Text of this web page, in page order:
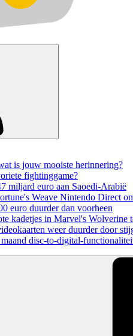
is jouw mooiste herinnering?
fightinggame?
miljard euro aan Saoedi-Arabië
Weave Nintendo Direct
euro duurder dan voorheen
kadetjes in Marvel's Wolverine
weer duurder door
disc-to-digital-